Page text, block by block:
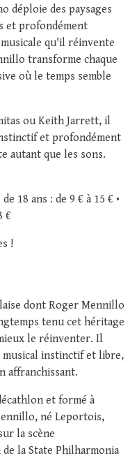
déploie des paysages
et profondément
qu'il réinvente
transforme chaque
où le temps semble
ou Keith Jarrett, il
et profondément
autant que les sons.
18 ans : de 9 € à 15 € •
€
!
dont Roger Mennillo
tenu cet héritage
le réinventer. Il
musical instinctif et libre,
affranchissant.
et formé à
né Leportois,
la scène
la State Philharmonia